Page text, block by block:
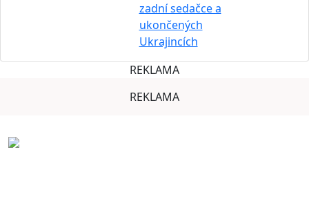
zadní sedačce a
ukončených
Ukrajincích
REKLAMA
REKLAMA